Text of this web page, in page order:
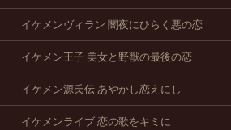
イケメンヴィラン 闇夜にひらく悪の恋
イケメン王子 美女と野獣の最後の恋
イケメン源氏伝 あやかし恋えにし
イケメンライブ 恋の歌をキミに